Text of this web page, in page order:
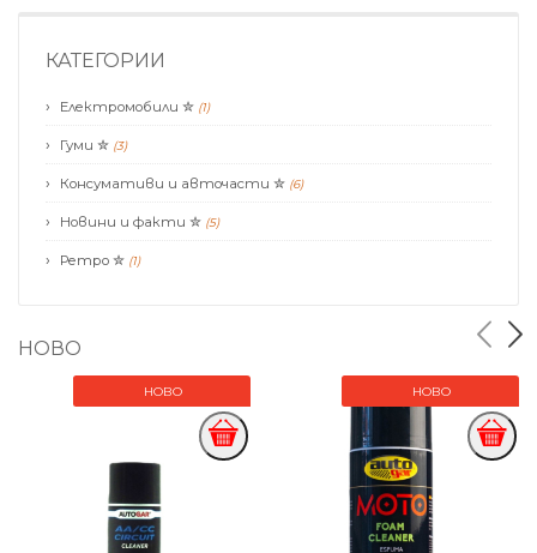
КАТЕГОРИИ
Електромобили ✮ (1)
Гуми ✮ (3)
Консумативи и авточасти ✮ (6)
Новини и факти ✮ (5)
Ретро ✮ (1)
НОВО
НОВО НОВО